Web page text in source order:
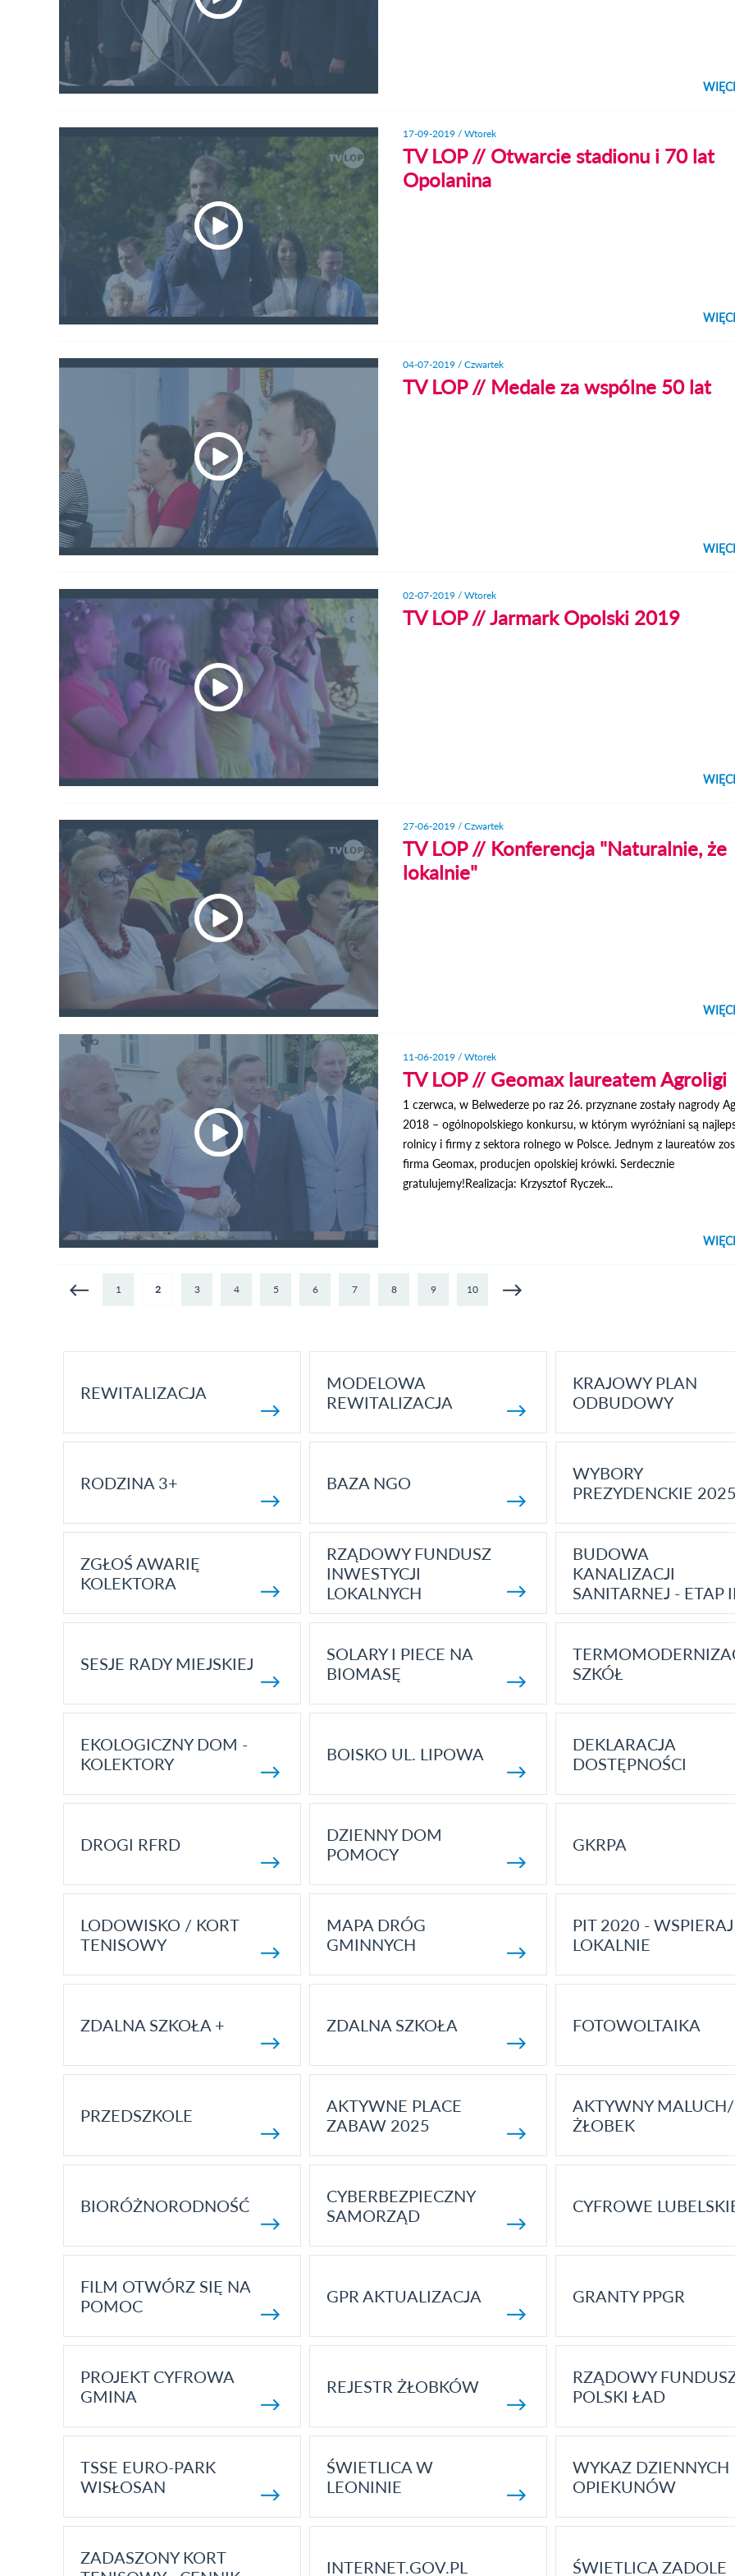
17-09-2019 / Wtorek
TV LOP // Otwarcie stadionu i 70 lat
Opolanina
04-07-2019 / Czwartek
TV LOP // Medale za wspólne 50 lat
02-07-2019 / Wtorek
TV LOP // Jarmark Opolski 2019
27-06-2019 / Czwartek
TV LOP // Konferencja "Naturalnie, że
lokalnie"
11-06-2019 / Wtorek
TV LOP // Geomax laureatem Agroligi
1 czerwca, w Belwederze po raz 26. przyznane zostały nagrody
2018 – ogólnopolskiego konkursu, w którym wyróżniani są
rolnicy i firmy z sektora rolnego w Polsce. Jednym z laureatów
firma Geomax, producjen opolskiej krówki. Serdecznie
gratulujemy!Realizacja: Krzysztof Ryczek...
Strony 1 2 3 4 5 6 7 8 9 10
REWITALIZACJA
MODELOWA
REWITALIZACJA
KRAJOWY PLAN
ODBUDOWY
RODZINA 3+ BAZA NGO
WYBORY
PREZYDENCKIE 2025
ZGŁOŚ AWARIĘ
KOLEKTORA
RZĄDOWY FUNDUSZ
INWESTYCJI
LOKALNYCH
BUDOWA
KANALIZACJI
SANITARNEJ - ETAP II
SESJE RADY MIEJSKIEJ
SOLARY I PIECE NA
BIOMASĘ
SZKÓŁ
EKOLOGICZNY DOM -
KOLEKTORY
BOISKO UL. LIPOWA
DEKLARACJA
DOSTĘPNOŚCI
DROGI RFRD
DZIENNY DOM
POMOCY
GKRPA
LODOWISKO / KORT
TENISOWY
MAPA DRÓG
GMINNYCH
PIT 2020 - WSPIERAJ
LOKALNIE
ZDALNA SZKOŁA + ZDALNA SZKOŁA FOTOWOLTAIKA
PRZEDSZKOLE
AKTYWNE PLACE
ZABAW 2025
AKTYWNY MALUCH/
ŻŁOBEK
BIORÓŻNORODNOŚĆ
CYBERBEZPIECZNY
SAMORZĄD
CYFROWE
FILM OTWÓRZ SIĘ NA
POMOC
GPR AKTUALIZACJA GRANTY PPGR
PROJEKT CYFROWA
GMINA
REJESTR ŻŁOBKÓW
RZĄDOWY
POLSKI ŁAD
TSSE EURO-PARK
WISŁOSAN
ŚWIETLICA W
LEONINIE
WYKAZ DZIENNYCH
OPIEKUNÓW
ZADASZONY KORT
INTERNET.GOV.PL ŚWIETLICA ZADOLE